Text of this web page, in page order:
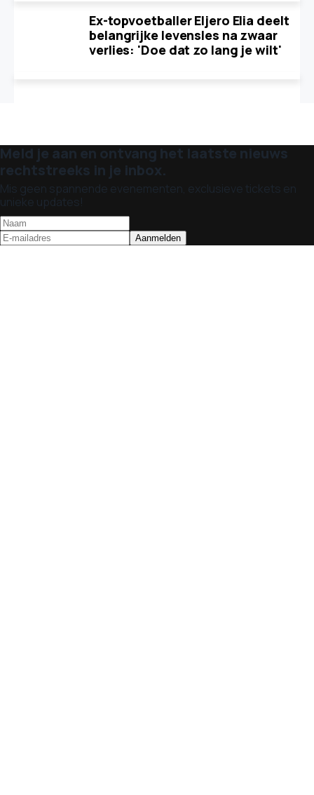
Ex-topvoetballer Eljero Elia deelt
belangrijke levensles na zwaar
verlies: 'Doe dat zo lang je wilt'
Meld je aan en ontvang het laatste nieuws
rechtstreeks in je inbox.
Mis geen spannende evenementen, exclusieve tickets en
unieke updates!